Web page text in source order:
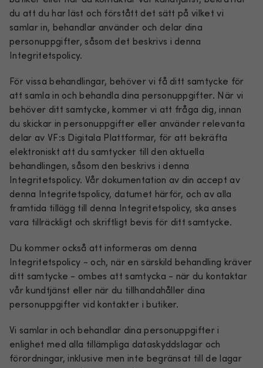
du att du har läst och förstått det sätt på vilket vi
samlar in, behandlar använder och delar dina
personuppgifter, såsom det beskrivs i denna
Integritetspolicy.
För vissa behandlingar, behöver vi få ditt samtycke för
att samla in och behandla dina personuppgifter. När vi
behöver ditt samtycke, kommer vi att fråga dig, innan
du skickar in personuppgifter eller använder relevanta
delar av VF:s Digitala Plattformar, för att bekräfta
elektroniskt att du samtycker till den aktuella
behandlingen, såsom den beskrivs i denna
Integritetspolicy. Vår dokumentation av din accept av
denna Integritetspolicy, datumet härför, och av alla
framtida tillägg till denna Integritetspolicy, ska anses
vara tillräckligt och skriftligt bevis för ditt samtycke.
Du kommer också att informeras om denna
Integritetspolicy - och, när en särskild behandling kräver
ditt samtycke - ombes att samtycka - när du kontaktar
vår kundtjänst eller när du tillhandahåller dina
personuppgifter vid kontakter i butiker.
Vi samlar in och behandlar dina personuppgifter i
enlighet med alla tillämpliga dataskyddslagar och
förordningar, inklusive men inte begränsat till de lagar